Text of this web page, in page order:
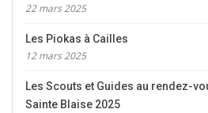
22 mars 2025
Les Piokas à Cailles
12 mars 2025
Les Scouts et Guides au rendez-
Sainte Blaise 2025